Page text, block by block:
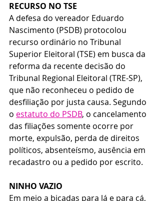
RECURSO NO TSE
A defesa do vereador Eduardo
Nascimento (PSDB) protocolou
recurso ordinário no Tribunal
Superior Eleitoral (TSE) em busca da
reforma da recente decisão do
Tribunal Regional Eleitoral (TRE-SP),
que não reconheceu o pedido de
desfiliação por justa causa. Segundo
o estatuto do PSDB, o cancelamento
das filiações somente ocorre por
morte, expulsão, perda de direitos
políticos, absenteísmo, ausência em
recadastro ou a pedido por escrito.
NINHO VAZIO
Em meio a bicadas para lá e para cá,